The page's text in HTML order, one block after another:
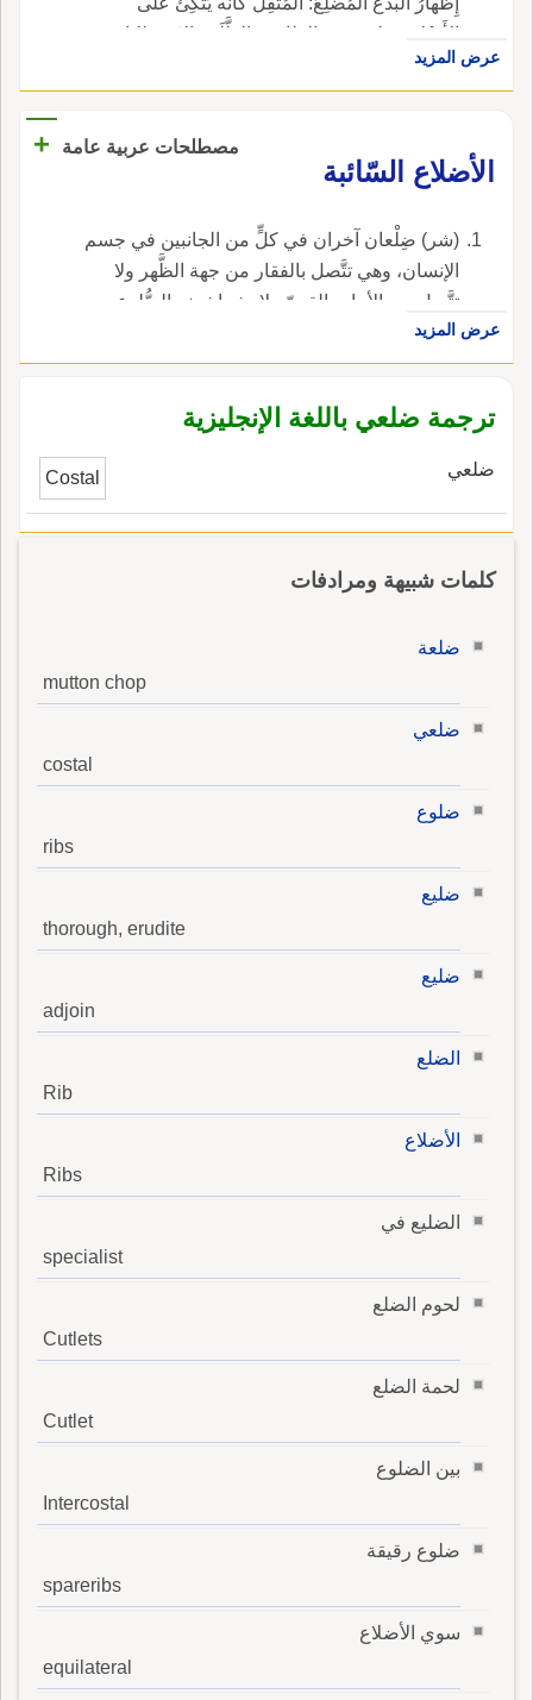
الأَضْلاعِ، ولو روي بالظا من الظَّلَعِ والغَمْزِ لكان
وجهاً.
عرض المزيد
مصطلحات عربية عامة
+
الأضلاع السّائبة
(شر) ضِلْعان آخران في كلٍّ من الجانبين في جسم
الإنسان، وهي تتَّصل بالفقار من جهة الظَّهر ولا
تتَّصل من الأمام بالقصّ ولا بشراشيف الضُّلوع
الأخرى.
عرض المزيد
ترجمة ضلعي باللغة الإنجليزية
ضلعي Costal
كلمات شبيهة ومرادفات
ضلعة
mutton chop
ضلعي
costal
ضلوع
ribs
ضليع
thorough, erudite
ضليع
adjoin
الضلع
Rib
الأضلاع
Ribs
الضليع في
specialist
لحوم الضلع
Cutlets
لحمة الضلع
Cutlet
بين الضلوع
Intercostal
ضلوع رقيقة
spareribs
سوي الأضلاع
equilateral